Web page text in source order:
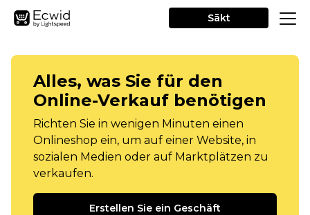
Sākt
Alles, was Sie für den
Online-Verkauf benötigen
Richten Sie in wenigen Minuten einen
Onlineshop ein, um auf einer Website, in
sozialen Medien oder auf Marktplätzen zu
verkaufen.
Erstellen Sie ein Geschäft